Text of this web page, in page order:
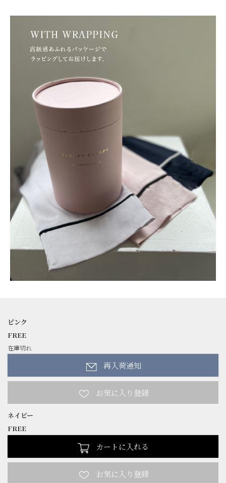
ピンク
FREE
在庫切れ
再入荷通知
ネイビー
FREE
カートに入れる